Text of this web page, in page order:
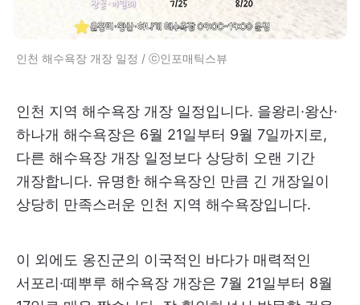
인천 해수욕장 개장 일정 / ⓒ인포매틱스뷰
인천 지역 해수욕장 개장 일정입니다. 을왕리·왕산·
하나개 해수욕장은 6월 21일부터 9월 7일까지로,
다른 해수욕장 개장 일정보다 상당히 오랜 기간
개장합니다. 유명한 해수욕장인 만큼 긴 개장일이
상당히 만족스러운 인천 지역 해수욕장입니다.
이 외에도 옹진군의 이국적인 바다가 매력적인
서포리·떼뿌루 해수욕장 개장은 7월 21일부터 8월